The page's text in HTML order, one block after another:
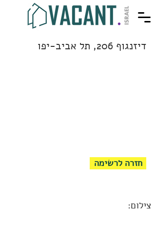
דיזנגוף 206, תל אביב-יפו
חזרה לרשימה
צילום: